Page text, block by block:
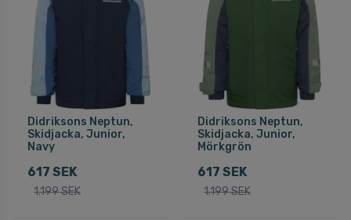
Didriksons Neptun,
Skidjacka, Junior,
Navy
617 SEK
1.199 SEK
Didriksons Neptun,
Skidjacka, Junior,
Mörkgrön
617 SEK
1.199 SEK